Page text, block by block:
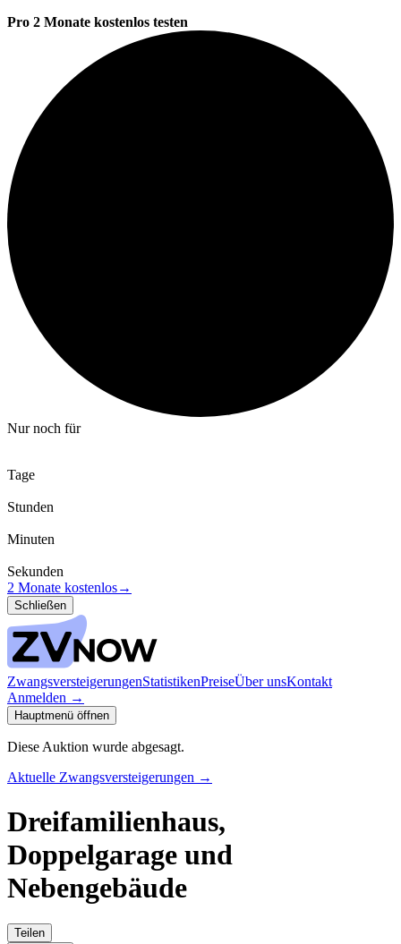
Pro 2 Monate kostenlos testen
Nur noch für
Tage
Stunden
Minuten
Sekunden
2 Monate kostenlos→
Schließen
ZwangsversteigerungenStatistikenPreiseÜber unsKontakt
Anmelden →
Hauptmenü öffnen
Diese Auktion wurde abgesagt.
Aktuelle Zwangsversteigerungen →
Dreifamilienhaus,
Doppelgarage und
Nebengebäude
Teilen